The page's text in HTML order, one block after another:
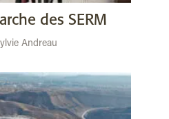
des SERM
Andreau